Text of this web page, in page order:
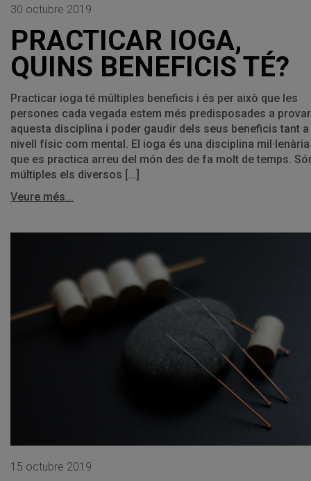
30 octubre 2019
PRACTICAR IOGA,
QUINS BENEFICIS TÉ?
Practicar ioga té múltiples beneficis i és per això que les
persones cada vegada estem més predisposades a provar
aquesta disciplina i poder gaudir dels seus beneficis tant a
nivell físic com mental. El ioga és una disciplina mil·lenària
que es practica arreu del món des de fa molt de temps.
múltiples els diversos […]
Veure més...
15 octubre 2019